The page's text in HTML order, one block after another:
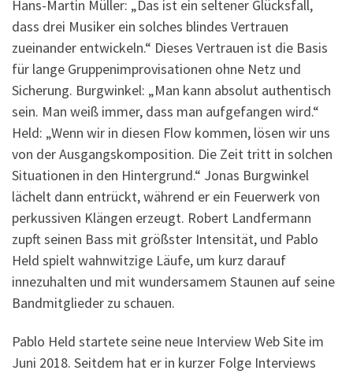
Hans-Martin Müller: „Das ist ein seltener Glücksfall,
dass drei Musiker ein solches blindes Vertrauen
zueinander entwickeln.“ Dieses Vertrauen ist die Basis
für lange Gruppenimprovisationen ohne Netz und
Sicherung. Burgwinkel: „Man kann absolut authentisch
sein. Man weiß immer, dass man aufgefangen wird.“
Held: „Wenn wir in diesen Flow kommen, lösen wir uns
von der Ausgangskomposition. Die Zeit tritt in solchen
Situationen in den Hintergrund.“ Jonas Burgwinkel
lächelt dann entrückt, während er ein Feuerwerk von
perkussiven Klängen erzeugt. Robert Landfermann
zupft seinen Bass mit größster Intensität, und Pablo
Held spielt wahnwitzige Läufe, um kurz darauf
innezuhalten und mit wundersamem Staunen auf seine
Bandmitglieder zu schauen.
Pablo Held startete seine neue Interview Web Site im
Juni 2018. Seitdem hat er in kurzer Folge Interviews